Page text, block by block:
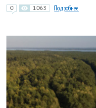
0 1063 Подробнее